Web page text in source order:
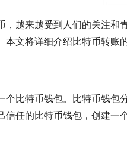
，越来越受到人们的关注
文将详细介绍比特币转账
个比特币钱包。比特币钱
任的比特币钱包，创建一